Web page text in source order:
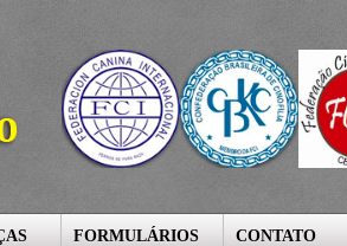
FORMULÁRIOS CONTATO